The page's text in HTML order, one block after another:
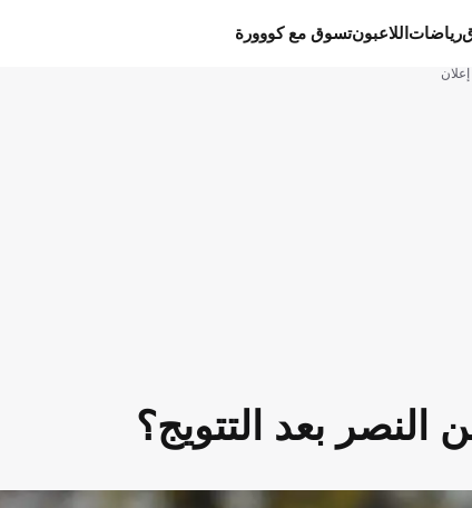
رياضات اللاعبونتسوق مع كووورة
إعلان
بعد التتويج؟